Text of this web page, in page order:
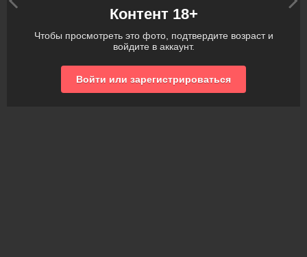
Контент 18+
Чтобы просмотреть это фото, подтвердите возраст и
войдите в аккаунт.
Войти или зарегистрироваться